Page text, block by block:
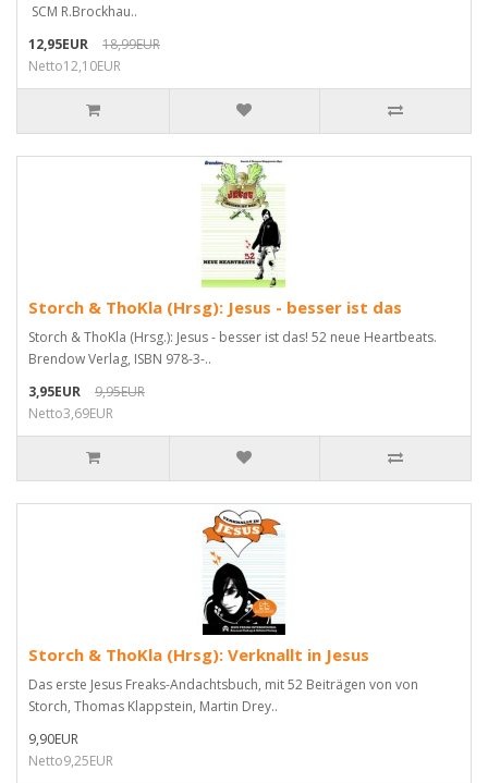
SCM R.Brockhau..
12,95EUR
18,99EUR
Netto12,10EUR
Storch & ThoKla (Hrsg): Jesus - besser ist das
Storch & ThoKla (Hrsg.): Jesus - besser ist das! 52 neue Heartbeats.
Brendow Verlag, ISBN 978-3-..
3,95EUR
9,95EUR
Netto3,69EUR
Storch & ThoKla (Hrsg): Verknallt in Jesus
Das erste Jesus Freaks-Andachtsbuch, mit 52 Beiträgen von von
Storch, Thomas Klappstein, Martin Drey..
9,90EUR
Netto9,25EUR